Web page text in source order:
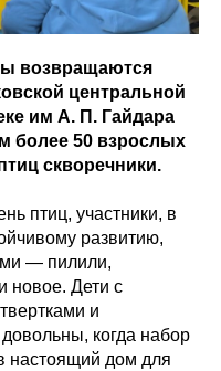
возвращаются
центральной
им А. П. Гайдара
более 50 взрослых
скворечники.
птиц, участники, в
развитию,
— пилили,
новое. Дети с
и
когда набор
настоящий дом для